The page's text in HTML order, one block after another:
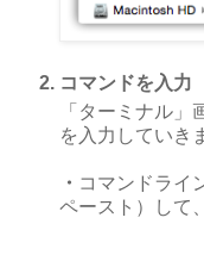
コマンドを入力
「ターミナル
を入力していき
・ コマンドライ
ペースト）して